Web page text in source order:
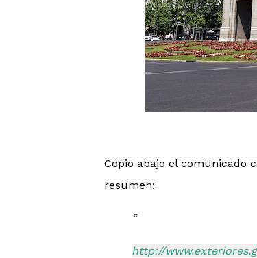
Copio abajo el comunicado
resumen:
http://